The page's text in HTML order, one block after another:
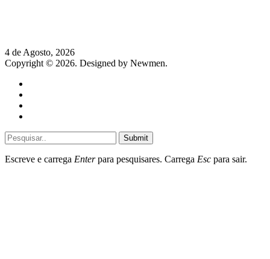
4 de Agosto, 2026
Copyright © 2026. Designed by Newmen.
Submit
Escreve e carrega Enterpara pesquisares. Carrega Esc para sair.